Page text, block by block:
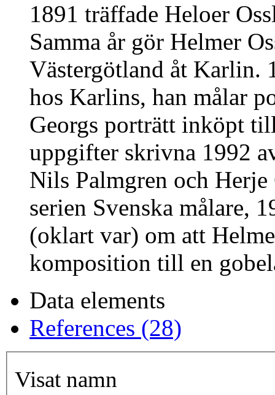
1891 träffade Heloer
Samma år gör Helmer
Västergötland åt Karlin.
hos Karlins, han målar
Georgs porträtt inköpt
uppgifter skrivna 1992
Nils Palmgren och
serien Svenska målare,
(oklart var) om att
komposition till en
Data elements
References (28)
Visat namn